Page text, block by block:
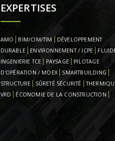
EXPERTISES
AMO BIM/CIM/TIM
DÉVELOPPEMENT
DURABLE
ENVIRONNEMENT / ICPE
INGENIERIE TCE
PAYSAGE
PILOTAGE
D'OPÉRATION / MOEX
SMARTBUILDING
STRUCTURE
SÛRETÉ SÉCURITÉ
VRD
ÉCONOMIE DE LA CONSTRUCTION